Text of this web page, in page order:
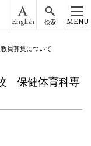
English 検索 MENU
員募集について
保健体育科専